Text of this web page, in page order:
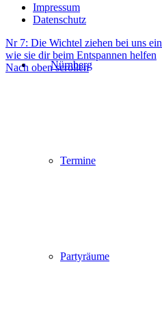
Nürnberg
Termine
Partyräume
Impressum
Datenschutz
Nr 7: Die Wichtel ziehen bei uns ein
wie sie dir beim Entspannen helfen
Nach oben scrollen